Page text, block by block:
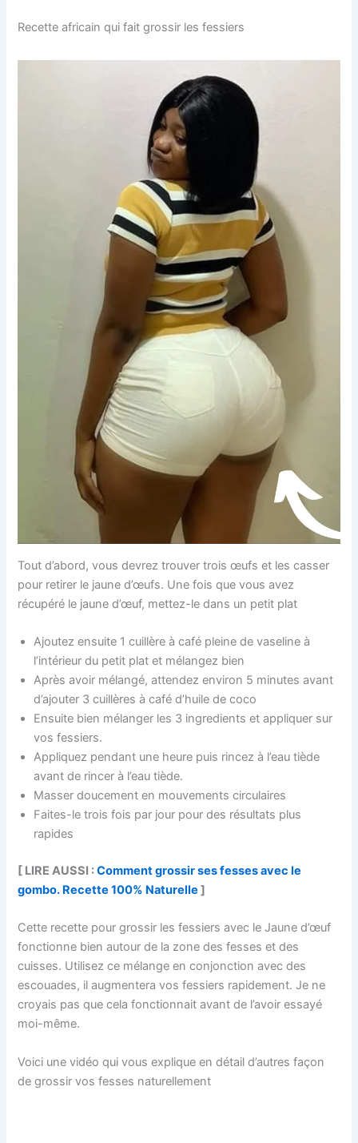
Recette africain qui fait grossir les fessiers
Tout d’abord, vous devrez trouver trois œufs et les casser
pour retirer le jaune d’œufs. Une fois que vous avez
récupéré le jaune d’œuf, mettez-le dans un petit plat
Ajoutez ensuite 1 cuillère à café pleine de vaseline à
l’intérieur du petit plat et mélangez bien
Après avoir mélangé, attendez environ 5 minutes avant
d’ajouter 3 cuillères à café d’huile de coco
Ensuite bien mélanger les 3 ingredients et appliquer sur
vos fessiers.
Appliquez pendant une heure puis rincez à l’eau tiède
avant de rincer à l’eau tiède.
Masser doucement en mouvements circulaires
Faites-le trois fois par jour pour des résultats plus
rapides
[ LIRE AUSSI :Comment grossir ses fesses avec le
gombo. Recette 100% Naturelle ]
Cette recette pour grossir les fessiers avec le Jaune d’œuf
fonctionne bien autour de la zone des fesses et des
cuisses. Utilisez ce mélange en conjonction avec des
escouades, il augmentera vos fessiers rapidement. Je ne
croyais pas que cela fonctionnait avant de l’avoir essayé
moi-même.
Voici une vidéo qui vous explique en détail d’autres façon
de grossir vos fesses naturellement